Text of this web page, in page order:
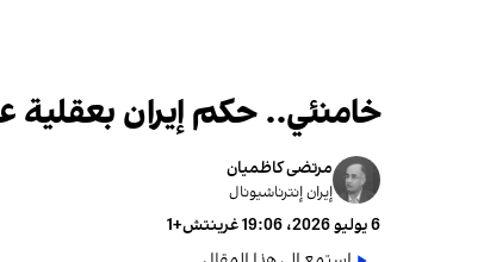
خامنئي.. حكم إيران بعقلية
مرتضى كاظميان
إيران إنترناشيونال
6 يوليو 2026، 19:06 غرينتش+1